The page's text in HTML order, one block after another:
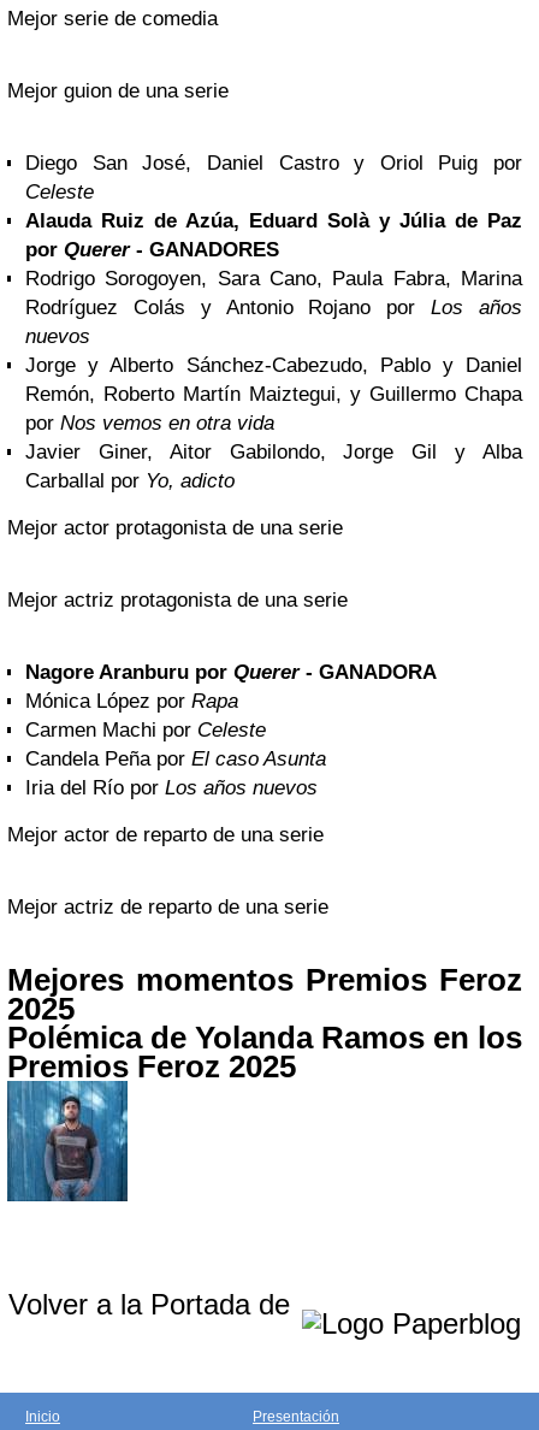
Mejor serie de comedia
Mejor guion de una serie
Diego San José, Daniel Castro y Oriol Puig por
Celeste
Alauda Ruiz de Azúa, Eduard Solà y Júlia de Paz
por Querer- GANADORES
Rodrigo Sorogoyen, Sara Cano, Paula Fabra, Marina
Rodríguez Colás y Antonio Rojano porLos años
nuevos
Jorge y Alberto Sánchez-Cabezudo, Pablo y Daniel
Remón, Roberto Martín Maiztegui, y Guillermo Chapa
por Nos vemos en otra vida
Javier Giner, Aitor Gabilondo, Jorge Gil y Alba
Carballal por Yo, adicto
Mejor actor protagonista de una serie
Mejor actriz protagonista de una serie
Nagore Aranburu por Querer- GANADORA
Mónica López por Rapa
Carmen Machi por Celeste
Candela Peña por El caso Asunta
Iria del Río por Los años nuevos
Mejor actor de reparto de una serie
Mejor actriz de reparto de una serie
Mejores momentos Premios Feroz
2025
Polémica de Yolanda Ramos en los
Premios Feroz 2025
Volver a la Portada de
Inicio Presentación